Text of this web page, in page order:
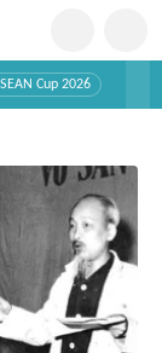
Cup 2026